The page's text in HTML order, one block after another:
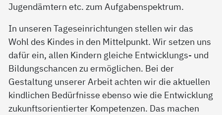
Jugendämtern etc. zum Aufgabenspektrum.
In unseren Tageseinrichtungen stellen wir das
Wohl des Kindes in den Mittelpunkt. Wir setzen uns
dafür ein, allen Kindern gleiche Entwicklungs- und
Bildungschancen zu ermöglichen. Bei der
Gestaltung unserer Arbeit achten wir die aktuellen
kindlichen Bedürfnisse ebenso wie die Entwicklung
zukunftsorientierter Kompetenzen. Das machen